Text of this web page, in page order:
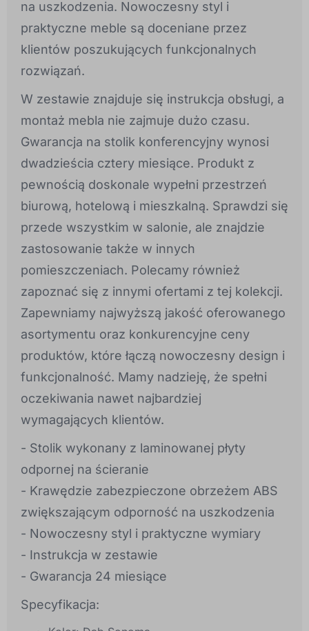
na uszkodzenia. Nowoczesny styl i
praktyczne meble są doceniane przez
klientów poszukujących funkcjonalnych
rozwiązań.
W zestawie znajduje się instrukcja obsługi, a
montaż mebla nie zajmuje dużo czasu.
Gwarancja na stolik konferencyjny wynosi
dwadzieścia cztery miesiące. Produkt z
pewnością doskonale wypełni przestrzeń
biurową, hotelową i mieszkalną. Sprawdzi się
przede wszystkim w salonie, ale znajdzie
zastosowanie także w innych
pomieszczeniach. Polecamy również
zapoznać się z innymi ofertami z tej kolekcji.
Zapewniamy najwyższą jakość oferowanego
asortymentu oraz konkurencyjne ceny
produktów, które łączą nowoczesny design i
funkcjonalność. Mamy nadzieję, że spełni
oczekiwania nawet najbardziej
wymagających klientów.
- Stolik wykonany z laminowanej płyty
odpornej na ścieranie
- Krawędzie zabezpieczone obrzeżem ABS
zwiększającym odporność na uszkodzenia
- Nowoczesny styl i praktyczne wymiary
- Instrukcja w zestawie
- Gwarancja 24 miesiące
Specyfikacja: